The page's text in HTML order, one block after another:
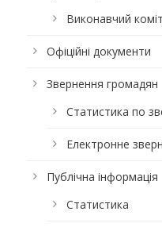
Виконавчий
Офіційні документи
Звернення громадян
Статистика по
Електронне
Публічна інформація
Статистика